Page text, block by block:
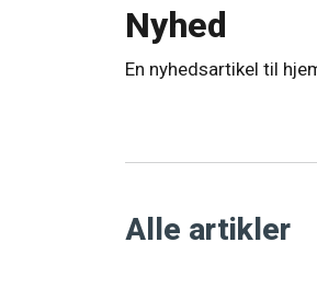
Nyhed
En nyhedsartikel til
Alle artikler